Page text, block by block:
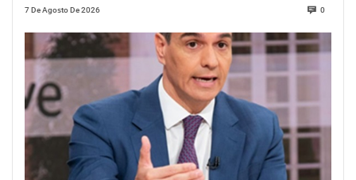
7 De Agosto De 2026 0